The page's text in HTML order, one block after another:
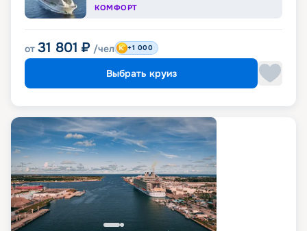
КОМФОРТ
от 31 801 ₽ /чел +1 000
Выбрать круиз